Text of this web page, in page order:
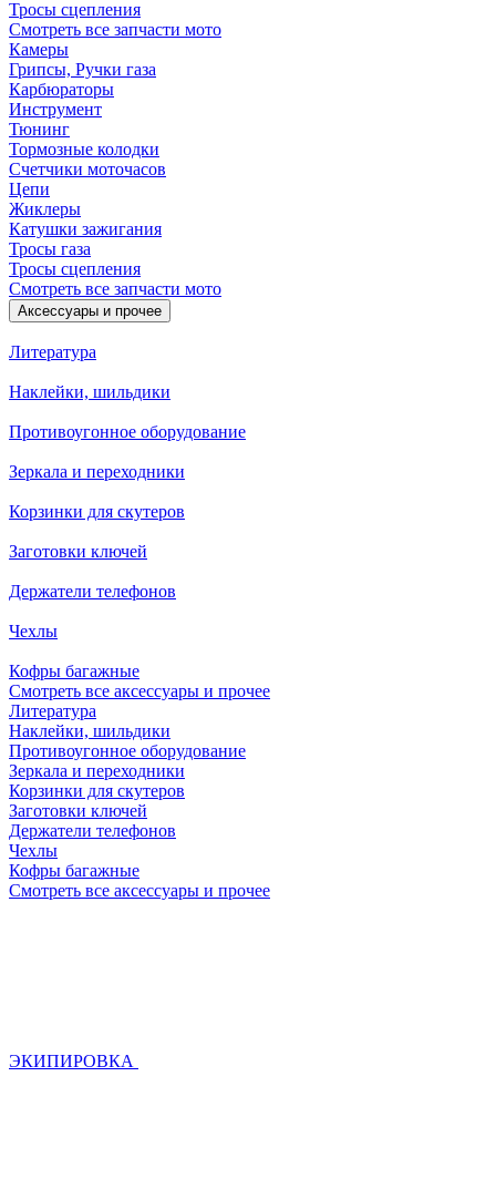
Тросы сцепления
Смотреть все запчасти мото
Камеры
Грипсы, Ручки газа
Карбюраторы
Инструмент
Тюнинг
Тормозные колодки
Счетчики моточасов
Цепи
Жиклеры
Катушки зажигания
Тросы газа
Тросы сцепления
Смотреть все запчасти мото
Аксессуары и прочее
Литература
Наклейки, шильдики
Противоугонное оборудование
Зеркала и переходники
Корзинки для скутеров
Заготовки ключей
Держатели телефонов
Чехлы
Кофры багажные
Смотреть все аксессуары и прочее
Литература
Наклейки, шильдики
Противоугонное оборудование
Зеркала и переходники
Корзинки для скутеров
Заготовки ключей
Держатели телефонов
Чехлы
Кофры багажные
Смотреть все аксессуары и прочее
ЭКИПИРОВКА